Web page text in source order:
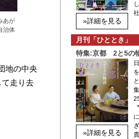
あが
治体
地の中央
走り去
»詳細を見る
月刊「ひととき」
特集:京都 2と5の
»詳細を見る